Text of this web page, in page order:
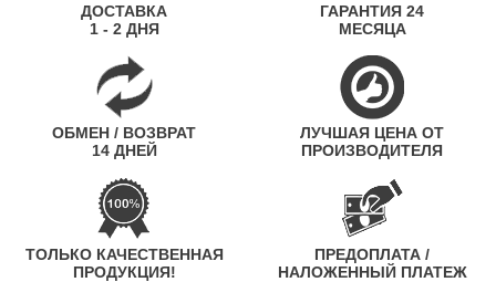
ДОСТАВКА
1 - 2 ДНЯ
ГАРАНТИЯ 24
МЕСЯЦА
ОБМЕН / ВОЗВРАТ
14 ДНЕЙ
ЛУЧШАЯ ЦЕНА ОТ
ПРОИЗВОДИТЕЛЯ
ТОЛЬКО КАЧЕСТВЕННАЯ
ПРОДУКЦИЯ!
ПРЕДОПЛАТА /
НАЛОЖЕННЫЙ ПЛАТЕЖ